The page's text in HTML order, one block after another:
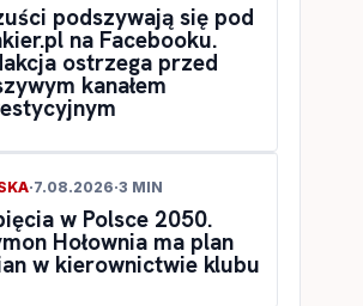
podszywają się pod
na Facebooku.
ostrzega przed
kanałem
·7.08.2026·3 MIN
w Polsce 2050.
Hołownia ma plan
w kierownictwie klubu